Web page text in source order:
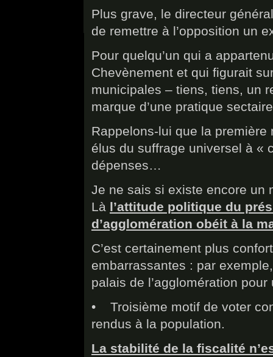
Plus grave, le directeur
de remettre à l’opposition un
Pour quelqu’un qui a
Chevènement et qui figurait
municipales – tiens, tiens, un
marque d’une pratique
Rappelons-lui que la
élus du suffrage universel à «
dépenses…
Je ne sais si existe encore un
Là l’attitude politique du
d’agglomération obéit à la
C’est certainement plus
embarrassantes : par
palais de l’agglomération
• Troisième motif de voter
rendus à la population.
La stabilité de la fiscalité